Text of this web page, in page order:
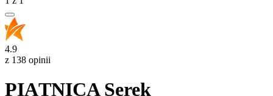
4.9
z 138 opinii
PIĄTNICA Serek